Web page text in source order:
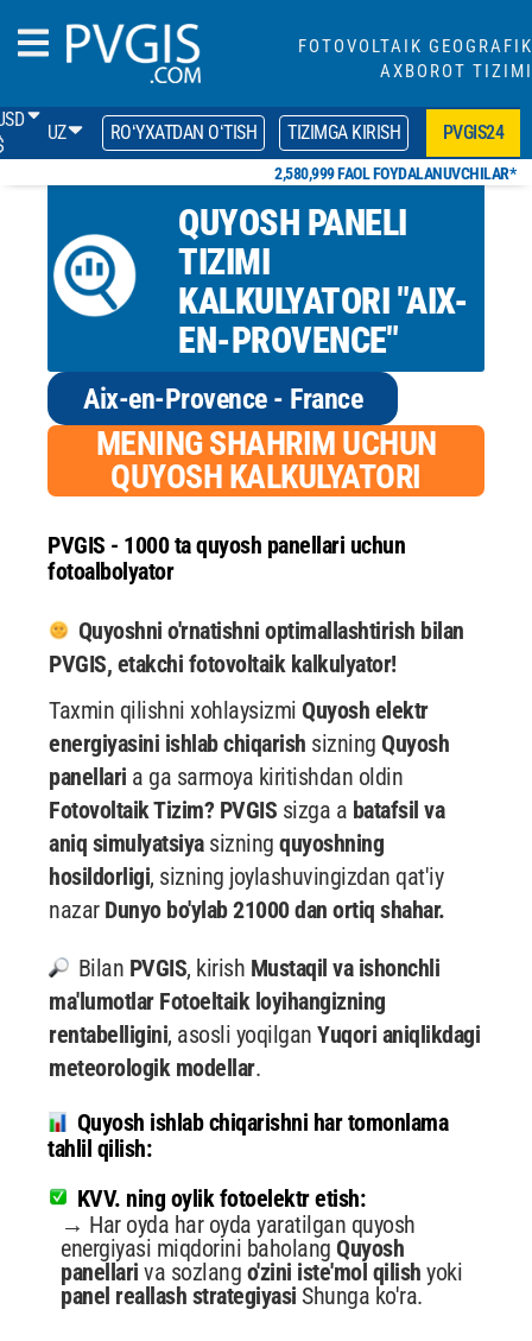
FOTOVOLTAIK GEOGRAFIK
AXBOROT TIZIMI
UZ ROʻYXATDAN OʻTISH TIZIMGA KIRISH PVGIS24
2,580,999 FAOL FOYDALANUVCHILAR*
QUYOSH PANELI
TIZIMI
KALKULYATORI "AIX-
EN-PROVENCE"
Aix-en-Provence - France
MENING SHAHRIM UCHUN
QUYOSH KALKULYATORI
PVGIS - 1000 ta quyosh panellari uchun
fotoalbolyator
Quyoshni o'rnatishni optimallashtirish bilan
PVGIS, etakchi fotovoltaik kalkulyator!
Taxmin qilishni xohlaysizmi Quyosh elektr
energiyasini ishlab chiqarish sizning Quyosh
panellari a ga sarmoya kiritishdan oldin
Fotovoltaik Tizim? PVGIS sizga a batafsil va
aniq simulyatsiyasizning quyoshning
hosildorligi, sizning joylashuvingizdan qat'iy
nazar Dunyo bo'ylab 21000 dan ortiq shahar.
Bilan PVGIS, kirish Mustaqil va ishonchli
ma'lumotlar Fotoeltaik loyihangizning
rentabelligini, asosli yoqilgan Yuqori aniqlikdagi
meteorologik modellar.
Quyosh ishlab chiqarishni har tomonlama
tahlil qilish:
KVV. ning oylik fotoelektr etish:
→ Har oyda har oyda yaratilgan quyosh
energiyasi miqdorini baholang Quyosh
panellari va sozlang o'zini iste'mol qilish yoki
panel reallash strategiyasi Shunga ko'ra.